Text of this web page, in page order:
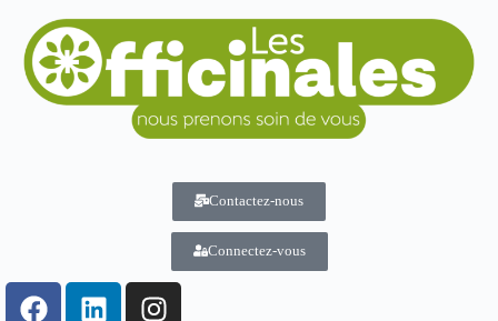
Contactez-nous
Connectez-vous